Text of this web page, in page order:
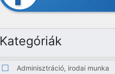
Kategóriák
Adminisztráció, irodai munka